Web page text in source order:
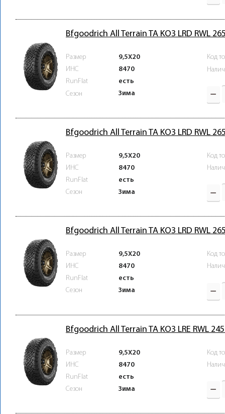
Bfgoodrich All Terrain TA KO3 LRD RWL
Размер
9,5X20
ИНС
8470
RunFlat
есть
Сезон
Зима
Код
Bfgoodrich All Terrain TA KO3 LRD RWL
Размер
9,5X20
ИНС
8470
RunFlat
есть
Сезон
Зима
Код
Bfgoodrich All Terrain TA KO3 LRD RWL
Размер
9,5X20
ИНС
8470
RunFlat
есть
Сезон
Зима
Код
Bfgoodrich All Terrain TA KO3 LRE RWL
Размер
9,5X20
ИНС
8470
RunFlat
есть
Сезон
Зима
Код